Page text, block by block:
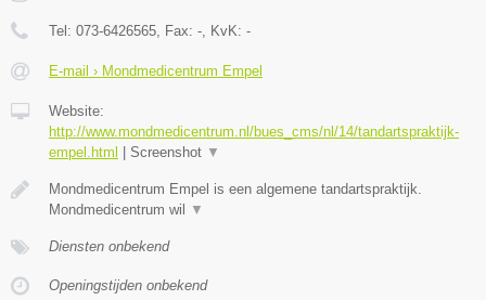
Tel: 073-6426565 , Fax: - , KvK: -
E-mail › Mondmedicentrum Empel
Website:
http://www.mondmedicentrum.nl/bues_cms/nl/14/tandartspraktijk-
empel.html
Screenshot ▼
Mondmedicentrum Empel is een algemene tandartspraktijk.
Mondmedicentrum wil
▼
Diensten onbekend
Openingstijden onbekend